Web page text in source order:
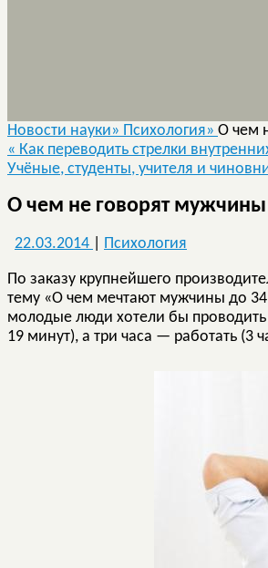
Новости науки» Психология» О чем
« Как переводить стрелки
Учёные, студенты, учителя и
О чем не говорят мужчины
22.03.2014 Психология
По заказу крупнейшего
тему «О чем мечтают мужчины до 34
молодые люди хотели бы проводить
19 минут), а три часа — работать (3